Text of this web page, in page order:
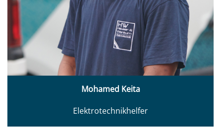
Mohamed Keita
Elektrotechnikhelfer